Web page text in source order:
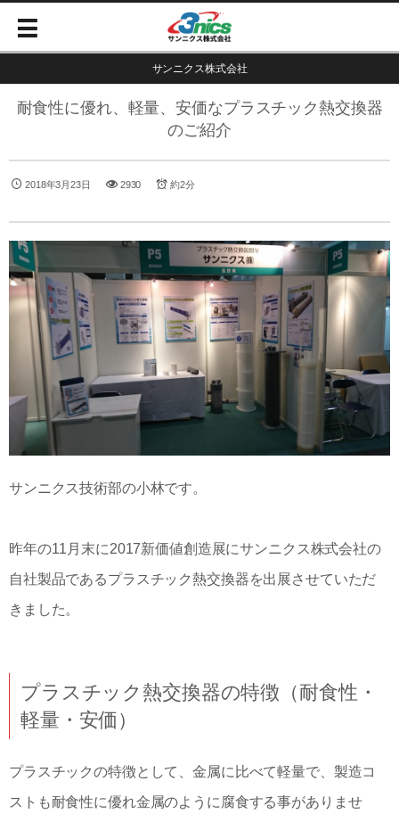
サンニクス株式会社
耐食性に優れ、軽量、安価なプラスチック熱交換器
のご紹介
2018年3月23日 2930 約2分
サンニクス技術部の小林です。
昨年の11月末に2017新価値創造展にサンニクス株式会社の
自社製品であるプラスチック熱交換器を出展させていただ
きました。
プラスチック熱交換器の特徴（耐食性・
軽量・安価）
プラスチックの特徴として、金属に比べて軽量で、製造コ
ストも耐食性に優れ金属のように腐食する事がありませ